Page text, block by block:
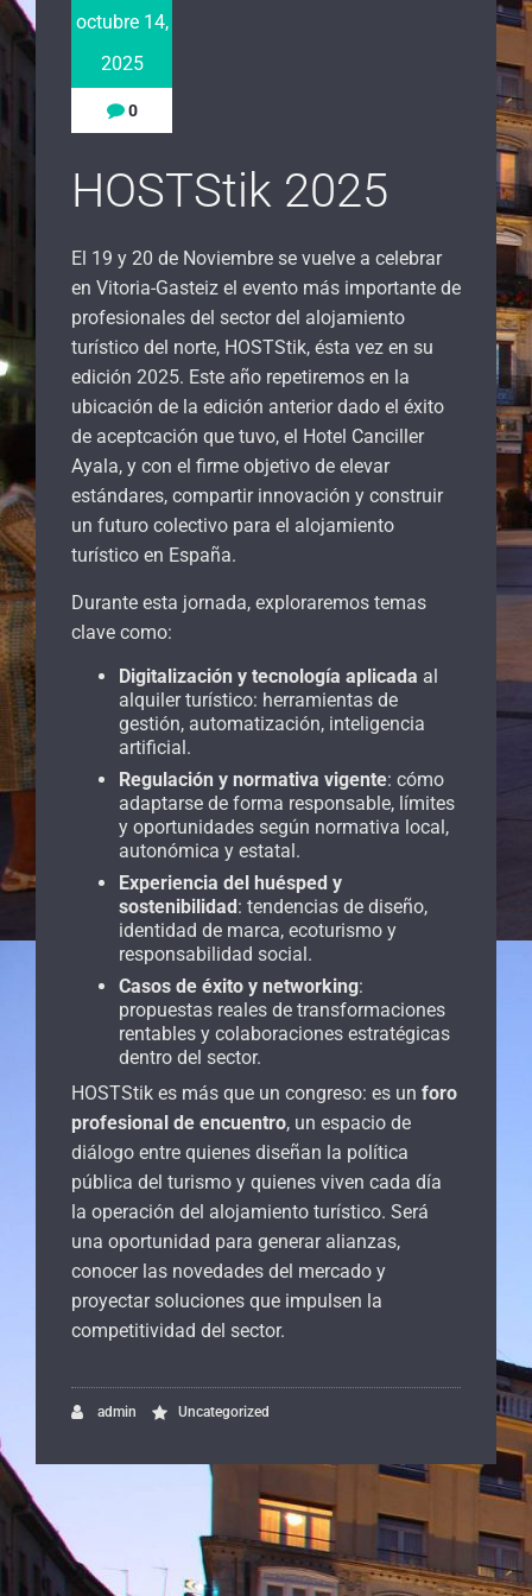
octubre 14,
2025
0
HOSTStik 2025
El 19 y 20 de Noviembre se vuelve a celebrar
en Vitoria-Gasteiz el evento más importante de
profesionales del sector del alojamiento
turístico del norte, HOSTStik, ésta vez en su
edición 2025. Este año repetiremos en la
ubicación de la edición anterior dado el éxito
de aceptcación que tuvo, el Hotel Canciller
Ayala, y con el firme objetivo de elevar
estándares, compartir innovación y construir
un futuro colectivo para el alojamiento
turístico en España.
Durante esta jornada, exploraremos temas
clave como:
Digitalización y tecnología aplicada al
alquiler turístico: herramientas de
gestión, automatización, inteligencia
artificial.
Regulación y normativa vigente: cómo
adaptarse de forma responsable, límites
y oportunidades según normativa local,
autonómica y estatal.
Experiencia del huésped y
sostenibilidad : tendencias de diseño,
identidad de marca, ecoturismo y
responsabilidad social.
Casos de éxito y networking:
propuestas reales de transformaciones
rentables y colaboraciones estratégicas
dentro del sector.
HOSTStik es más que un congreso: es un foro
profesional de encuentro, un espacio de
diálogo entre quienes diseñan la política
pública del turismo y quienes viven cada día
la operación del alojamiento turístico. Será
una oportunidad para generar alianzas,
conocer las novedades del mercado y
proyectar soluciones que impulsen la
competitividad del sector.
admin Uncategorized